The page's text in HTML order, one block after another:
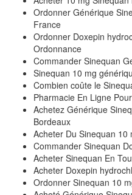
Ordonner Générique
France
Ordonner Doxepin
Ordonnance
Commander Sinequan
Sinequan 10 mg
Combien coûte le
Pharmacie En Ligne
Achetez Générique
Bordeaux
Acheter Du Sinequan 10
Commander Sinequan
Acheter Sinequan En
Acheter Doxepin
Ordonner Sinequan 10